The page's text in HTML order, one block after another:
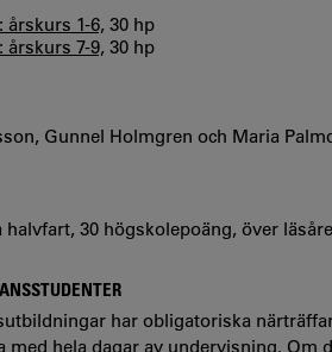
årskurs 1-6, 30 hp
årskurs 7-9, 30 hp
Gunnel Holmgren och Maria
halvfart, 30 högskolepoäng, över
har obligatoriska
med hela dagar av undervisning.